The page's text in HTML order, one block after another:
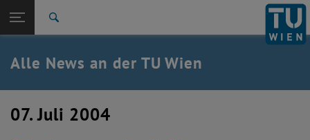
TU Login
Quicklinks
Quicklinks-Menü umschalten
Studium
Karriere
Zurück: Subseiten von TU Wien Startseite auflisten
Zurück zur letzten Ebene:
TU Wien Startseite
Alle News an der TU Wien
07. Juli 2004